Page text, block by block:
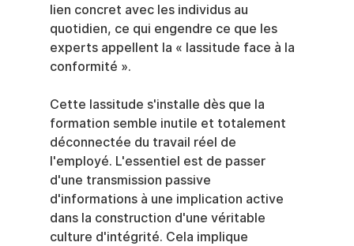
lien concret avec les individus au
quotidien, ce qui engendre ce que les
experts appellent la « lassitude face à la
conformité ».
Cette lassitude s'installe dès que la
formation semble inutile et totalement
déconnectée du travail réel de
l'employé. L'essentiel est de passer
d'une transmission passive
d'informations à une implication active
dans la construction d'une véritable
culture d'intégrité. Cela implique